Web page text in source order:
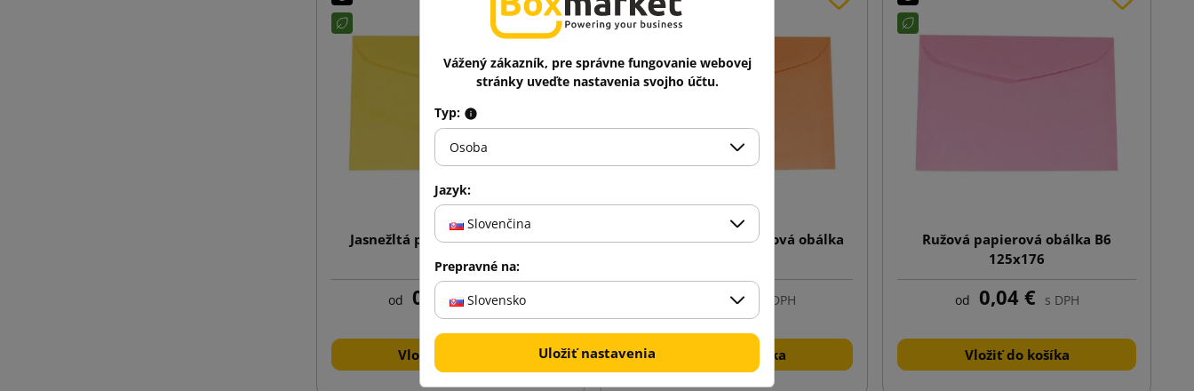
Jasnežltá papierová obálka B6
125x176
od 0,04 € s DPH
Vložiť do košíka
Jasne oranžová papierová obálka
0,04 € s DPH
Vložiť do košíka
Ružová papierová obálka B6
125x176
od 0,04 € s DPH
Vložiť do košíka
Vážený zákazník, pre správne fungovanie webovej
stránky uveďte nastavenia svojho účtu.
Typ:
Osoba
Jazyk:
Slovenčina
Prepravné na:
Slovensko
Uložiť nastavenia